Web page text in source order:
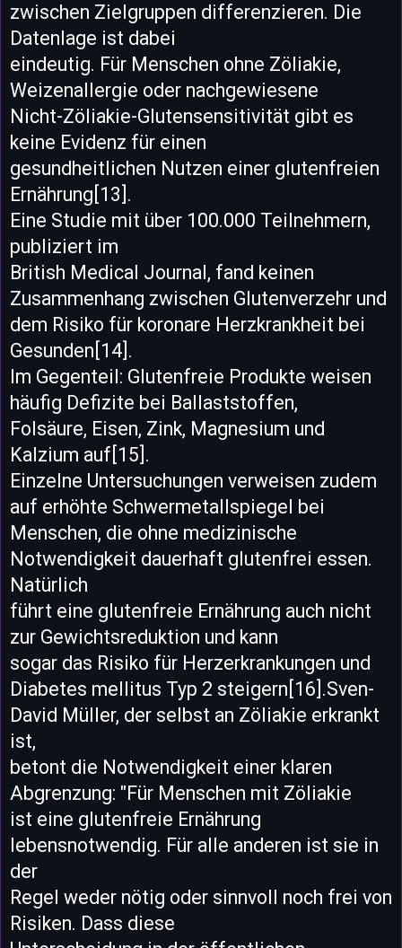
zwischen Zielgruppen differenzieren. Die
Datenlage ist dabei
eindeutig. Für Menschen ohne Zöliakie,
Weizenallergie oder nachgewiesene
Nicht-Zöliakie-Glutensensitivität gibt es
keine Evidenz für einen
gesundheitlichen Nutzen einer glutenfreien
Ernährung[13].
Eine Studie mit über 100.000 Teilnehmern,
publiziert im
British Medical Journal, fand keinen
Zusammenhang zwischen Glutenverzehr und
dem Risiko für koronare Herzkrankheit bei
Gesunden[14].
Im Gegenteil: Glutenfreie Produkte weisen
häufig Defizite bei Ballaststoffen,
Folsäure, Eisen, Zink, Magnesium und
Kalzium auf[15].
Einzelne Untersuchungen verweisen zudem
auf erhöhte Schwermetallspiegel bei
Menschen, die ohne medizinische
Notwendigkeit dauerhaft glutenfrei essen.
Natürlich
führt eine glutenfreie Ernährung auch nicht
zur Gewichtsreduktion und kann
sogar das Risiko für Herzerkrankungen und
Diabetes mellitus Typ 2 steigern[16].Sven-
David Müller, der selbst an Zöliakie erkrankt
ist,
betont die Notwendigkeit einer klaren
Abgrenzung: "Für Menschen mit Zöliakie
ist eine glutenfreie Ernährung
lebensnotwendig. Für alle anderen ist sie in
der
Regel weder nötig oder sinnvoll noch frei von
Risiken. Dass diese